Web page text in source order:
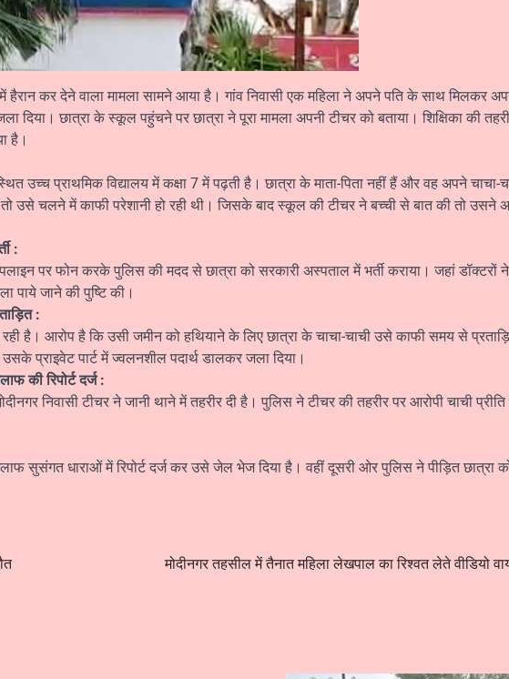
हैरान कर देने वाला मामला सामने आया है। गांव निवासी एक महिला ने अपने पति के साथ मिलकर
दिया। छात्रा के स्कूल पहुंचने पर छात्रा ने पूरा मामला अपनी टीचर को बताया। शिक्षिका की
है।
उच्च प्राथमिक विद्यालय में कक्षा 7 में पढ़ती है। छात्रा के माता-पिता नहीं हैं और वह अपने चाचा-
उसे चलने में काफी परेशानी हो रही थी। जिसके बाद स्कूल की टीचर ने बच्ची से बात की तो उसने
:
पर फोन करके पुलिस की मदद से छात्रा को सरकारी अस्पताल में भर्ती कराया। जहां डॉक्टरों
पाये जाने की पुष्टि की।
:
है। आरोप है कि उसी जमीन को हथियाने के लिए छात्रा के चाचा-चाची उसे काफी समय से
प्राइवेट पार्ट में ज्वलनशील पदार्थ डालकर जला दिया।
की रिपोर्ट दर्ज :
निवासी टीचर ने जानी थाने में तहरीर दी है। पुलिस ने टीचर की तहरीर पर आरोपी चाची
सुसंगत धाराओं में रिपोर्ट दर्ज कर उसे जेल भेज दिया है। वहीं दूसरी ओर पुलिस ने पीड़ित छात्रा
मोदीनगर तहसील में तैनात महिला लेखपाल का रिश्वत लेते वीडियो